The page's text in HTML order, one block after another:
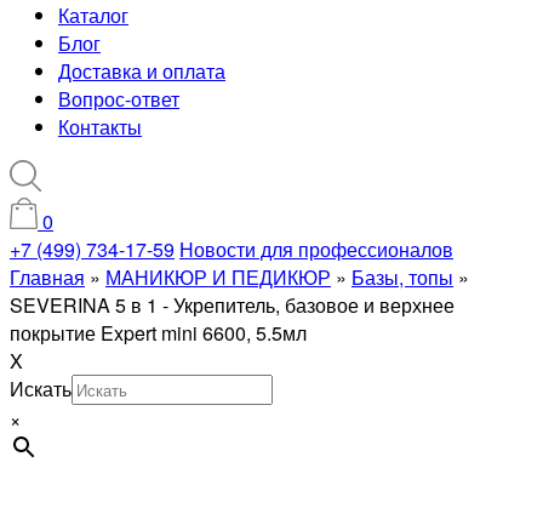
Каталог
Блог
Доставка и оплата
Вопрос-ответ
Контакты
0
+7 (499) 734-17-59 Новости для профессионалов
Главная » МАНИКЮР И ПЕДИКЮР » Базы, топы »
SEVERINA 5 в 1 - Укрепитель, базовое и верхнее
покрытие Expert mini 6600, 5.5мл
X
Искать
×